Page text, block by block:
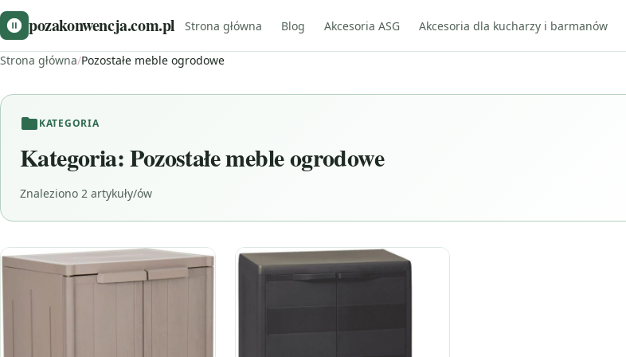
pozakonwencja.com.pl Strona główna Blog Akcesoria ASG Akcesoria dla kucharzy i barmanów
Strona główna/Pozostałe meble ogrodowe
KATEGORIA
Kategoria:Pozostałe meble ogrodowe
Znaleziono 2 artykuły/ów